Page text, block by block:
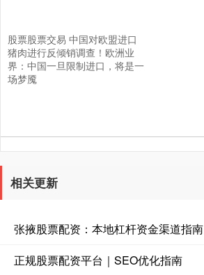
股票股票交易 中国对欧盟进口
猪肉进行反倾销调查！欧洲业
界：中国一旦限制进口，将是一
场梦魇
相关更新
张掖股票配资：本地杠杆资金渠道指南
正规股票配资平台｜SEO优化指南